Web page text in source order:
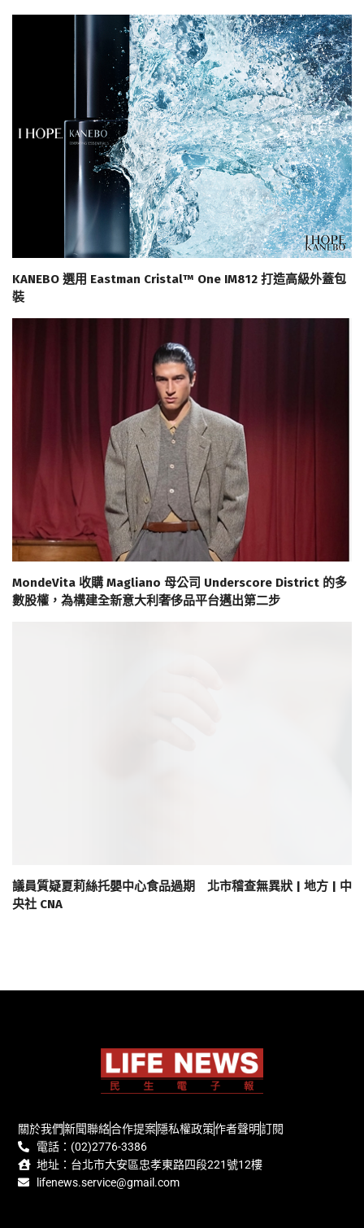
KANEBO 選用 Eastman Cristal™ One IM812 打造高級外蓋包
裝
MondeVita 收購 Magliano 母公司 Underscore District 的多
數股權，為構建全新意大利奢侈品平台邁出第二步
議員質疑夏莉絲托嬰中心食品過期 北市稽查無異狀 | 地方 | 中
央社 CNA
關於我們新聞聯絡合作提案隱私權政策作者聲明訂閱
電話：(02)2776-3386
地址：台北市大安區忠孝東路四段221號12樓
lifenews.service@gmail.com